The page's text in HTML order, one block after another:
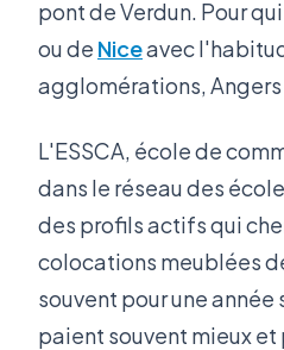
pont de Verdun. Pour
ou de Niceavec
agglomérations, Angers
L'ESSCA, école de
dans le réseau des
des profils actifs qui
colocations meublées
souvent pour une
paient souvent mieux et